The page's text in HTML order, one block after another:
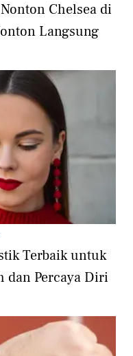
Chelsea di
Langsung
Terbaik untuk
dan Percaya Diri